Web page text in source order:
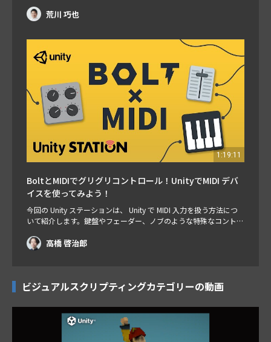
担当：荒川巧也
荒川 巧也
1:19:11
BoltとMIDIでグリグリコントロール！UnityでMIDI デバ
イスを使ってみよう！
今回の Unity ステーションは、 Unity で MIDI 入力を扱う方法につ
いて紹介します。鍵盤やフェーダー、ノブのような特殊なコントロ
す。しかも今回は、ビジュアルスクリプティングツールの Bolt と
組み合わせて使っちゃいます。プログラミングの手間なしにオブジ
高橋 啓治郎
ビジュアルスクリプティングカテゴリーの動画